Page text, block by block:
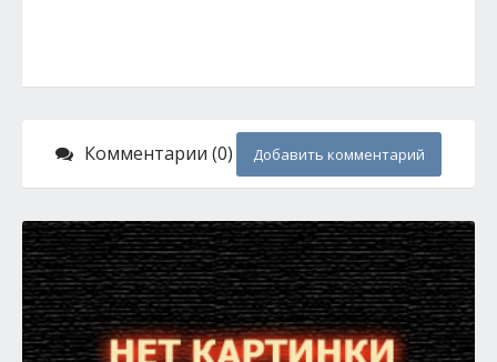
Комментарии (0) Добавить комментарий